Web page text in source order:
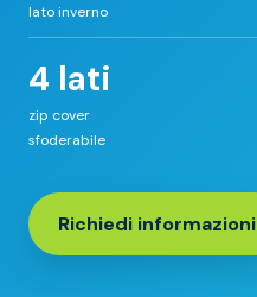
lato inverno
4 lati
zip cover
sfoderabile
Richiedi informazioni